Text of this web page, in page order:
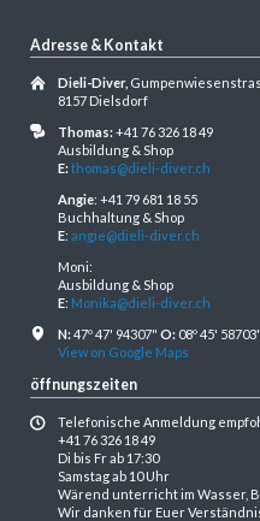
Adresse & Kontakt
Dieli-Diver,
8157 Dielsdorf
Thomas:+41 76 326 18 49
Ausbildung & Shop
E:thomas@dieli-diver.ch
Angie: +41 79 681 18 55
Buchhaltung & Shop
E: angie@dieli-diver.ch
Moni:
Ausbildung & Shop
E: Monika@dieli-diver.ch
N:47º 47' 94307" O:08º 45' 58703"
View on Google Maps
öffnungszeiten
Telefonische Anmeldung
+41 76 326 18 49
Di bis Fr ab 17:30
Samstag ab 10 Uhr
Wärend unterricht im Wasser,
Wir danken für Euer